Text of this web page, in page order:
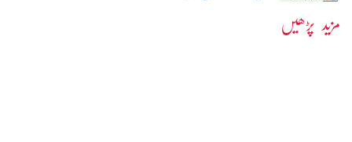
مزید پڑھیں